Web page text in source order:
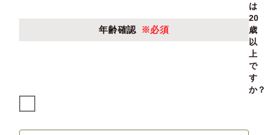
年齢確認 ※必須
は
20
歳
以
上
で
す
か？